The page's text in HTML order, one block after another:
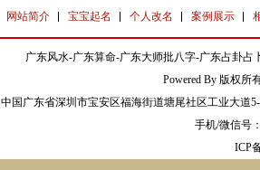
网站简介 宝宝起名 个人改名 案例展示
广东风水-广东算命-广东大师批八字-广东占卦
Powered By 版权所
中国广东省深圳市宝安区福海街道塘尾社区工业大道
手机/微信号
ICP